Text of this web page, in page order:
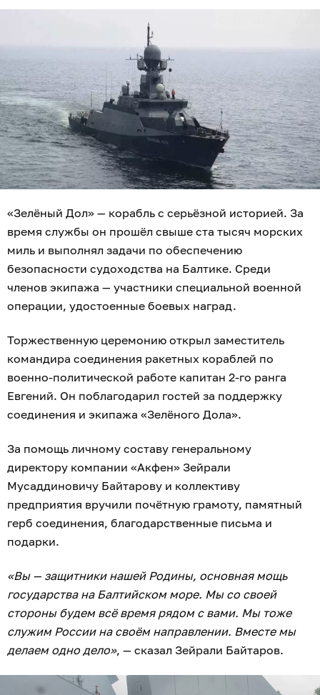
«Зелёный Дол» — корабль с серьёзной историей. За
время службы он прошёл свыше ста тысяч морских
миль и выполнял задачи по обеспечению
безопасности судоходства на Балтике. Среди
членов экипажа — участники специальной военной
операции, удостоенные боевых наград.
Торжественную церемонию открыл заместитель
командира соединения ракетных кораблей по
военно-политической работе капитан 2-го ранга
Евгений. Он поблагодарил гостей за поддержку
соединения и экипажа «Зелёного Дола».
За помощь личному составу генеральному
директору компании «Акфен» Зейрали
Мусаддиновичу Байтарову и коллективу
предприятия вручили почётную грамоту, памятный
герб соединения, благодарственные письма и
подарки.
«Вы — защитники нашей Родины, основная мощь
государства на Балтийском море. Мы со своей
стороны будем всё время рядом с вами. Мы тоже
служим России на своём направлении. Вместе мы
делаем одно дело», — сказал Зейрали Байтаров.